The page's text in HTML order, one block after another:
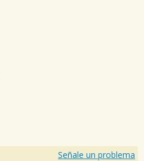
Señale un problema